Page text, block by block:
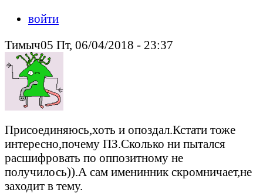
войти
Тимыч05 Пт, 06/04/2018 - 23:37
Присоединяюсь,хоть и опоздал.Кстати тоже
интересно,почему ПЗ.Сколько ни пытался
расшифровать по оппозитному не
получилось)).А сам именинник скромничает,не
заходит в тему.